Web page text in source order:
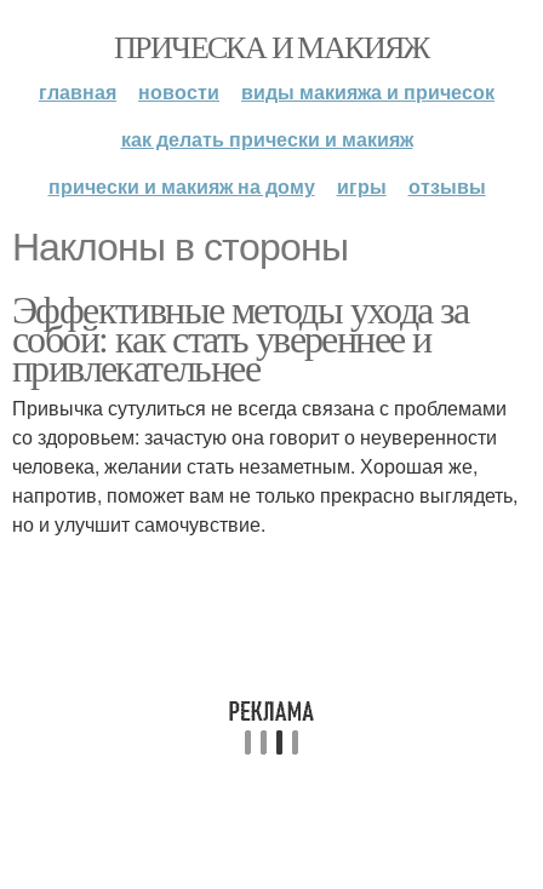
ПРИЧЕСКА И МАКИЯЖ
главная новости
виды макияжа и причесок
как делать прически и макияж
прически и макияж на дому
игры отзывы
Наклоны в стороны
Эффективные методы ухода за
собой: как стать увереннее и
привлекательнее
Привычка сутулиться не всегда связана с проблемами
со здоровьем: зачастую она говорит о неуверенности
человека, желании стать незаметным. Хорошая же,
напротив, поможет вам не только прекрасно выглядеть,
но и улучшит самочувствие.